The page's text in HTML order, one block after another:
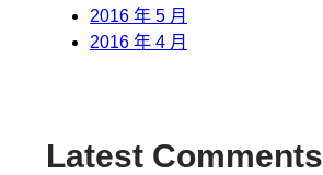
2016 年 5 月
2016 年 4 月
Latest Comments